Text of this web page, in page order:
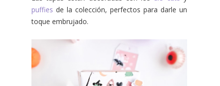
puffies de la colección, perfectos para darle un
toque embrujado.